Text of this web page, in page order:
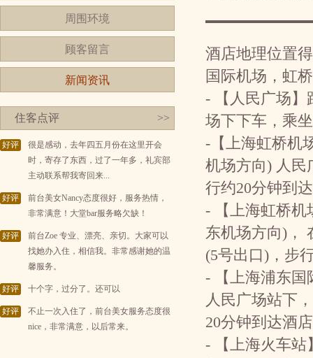
周围环境
顾客留言
新闻资讯
住客点评 >>
好评
很是感动，去年四五月份在这里开会
时，寄存了东西，过了一年多，礼宾部
主动联系帮我寄回来...
好评
前台美女Nancy态度很好，服务热情，
非常满意！大堂bar服务略欠缺！
好评
前台Zoe 专业、漂亮、亲切。大家可以
找她办入住，相信我。非常感谢她的温
馨服务。
好评 十个字，过分了。还可以
好评
不止一次入住了，前台美女服务态度很
nice，非常满意，以后常来。
酒店地理位置
国际机场，虹
- 【人民广场】
场下下车，乘
-【上海虹桥机
机场方向) 人民
行约20分钟到
- 【上海虹桥机
东机场方向)，
(5号出口)，步
- 【上海浦东国
人民广场站下
20分钟到达酒
- 【上海火车站